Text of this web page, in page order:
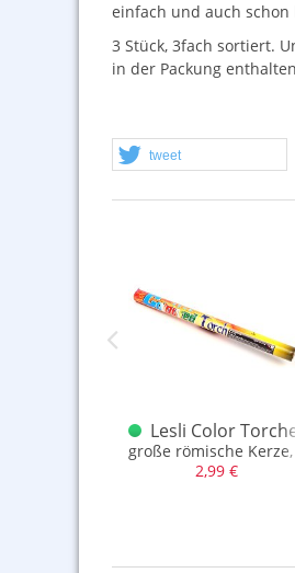
einfach und auch
3 Stück, 3fach sortiert.
in der Packung
tweet
Crackling Vulkan 100g.
mit Crackling.
Lesli Color
große römische
2,99 €